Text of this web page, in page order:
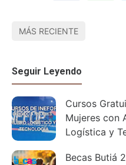
MÁS RECIENTE
Seguir Leyendo
Cursos
Mujeres con
Logística y
Becas Butiá